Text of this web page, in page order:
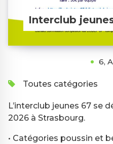
Interclub
6,
Toutes catégories
L’interclub jeunes 67 se
2026 à Strasbourg.
• Catégories poussin et